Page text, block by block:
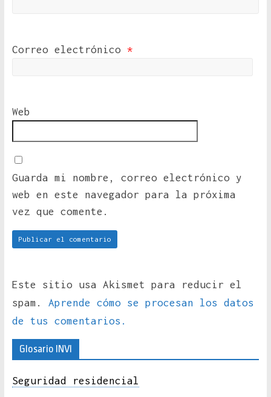
Correo electrónico *
Web
Guarda mi nombre, correo electrónico y
web en este navegador para la próxima
vez que comente.
Este sitio usa Akismet para reducir el
spam. Aprende cómo se procesan los datos
de tus comentarios.
Glosario INVI
Seguridad residencial